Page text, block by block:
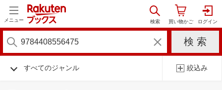
メニュー
すべてのジャンル 絞込み